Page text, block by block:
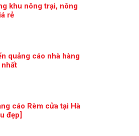
khu nông trại, nông
rẻ
quảng cáo nhà hàng
cáo Rèm cửa tại Hà
đẹp]